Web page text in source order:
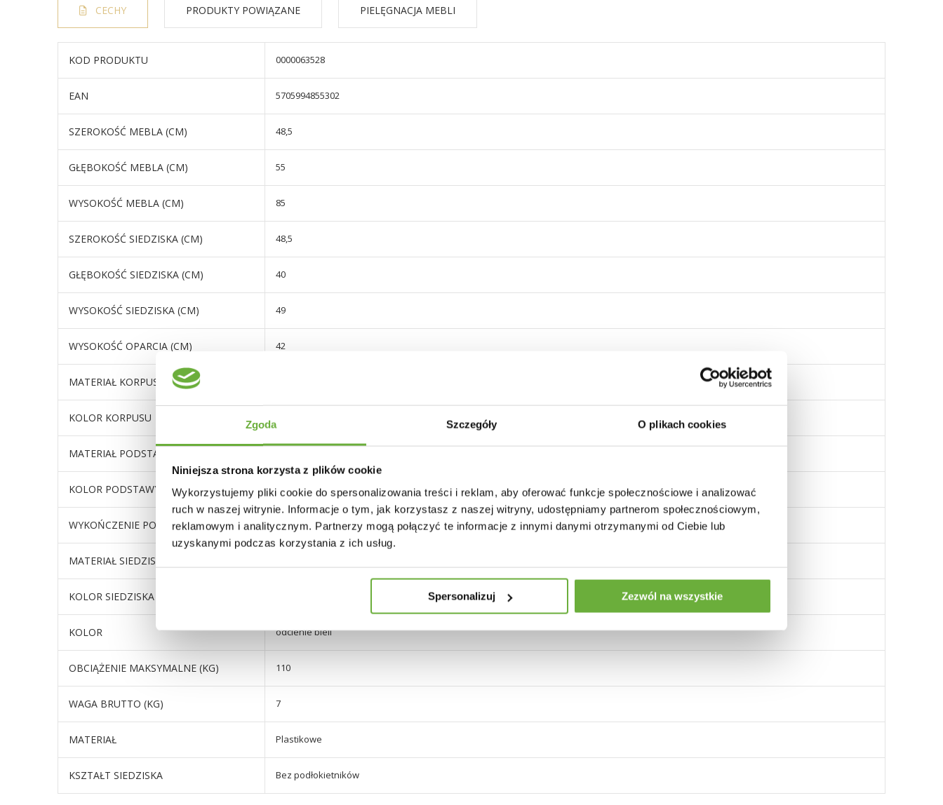
Zgoda Szczegóły O plikach cookies
Niniejsza strona korzysta z plików cookie
Wykorzystujemy pliki cookie do spersonalizowania treści i reklam, aby oferować funkcje społecznościowe i analizować
ruch w naszej witrynie. Informacje o tym, jak korzystasz z naszej witryny, udostępniamy partnerom społecznościowym,
reklamowym i analitycznym. Partnerzy mogą połączyć te informacje z innymi danymi otrzymanymi od Ciebie lub
uzyskanymi podczas korzystania z ich usług.
Spersonalizuj Zezwól na wszystkie
CECHY PRODUKTY POWIĄZANE PIELĘGNACJA MEBLI
KOD PRODUKTU 0000063528
EAN 5705994855302
SZEROKOŚĆ MEBLA (CM) 48,5
GŁĘBOKOŚĆ MEBLA (CM) 55
WYSOKOŚĆ MEBLA (CM) 85
SZEROKOŚĆ SIEDZISKA (CM) 48,5
GŁĘBOKOŚĆ SIEDZISKA (CM) 40
WYSOKOŚĆ SIEDZISKA (CM) 49
WYSOKOŚĆ OPARCIA (CM) 42
MATERIAŁ KORPUSU
KOLOR KORPUSU
MATERIAŁ PODSTAWY
KOLOR PODSTAWY dąb naturalny
WYKOŃCZENIE PODSTAWY lakierowana
MATERIAŁ SIEDZISKA
KOLOR SIEDZISKA
KOLOR odcienie bieli
OBCIĄŻENIE MAKSYMALNE (KG) 110
WAGA BRUTTO (KG) 7
MATERIAŁ Plastikowe
KSZTAŁT SIEDZISKA Bez podłokietników